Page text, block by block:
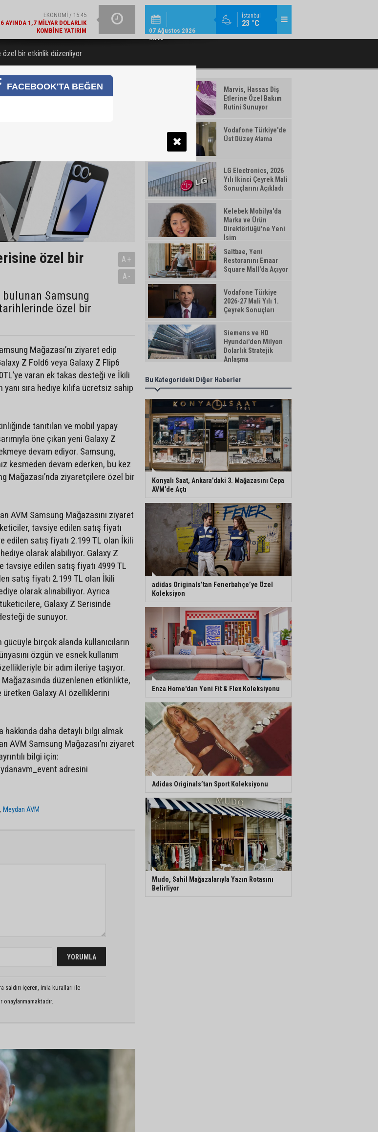
İstanbul
23 °C
07 Ağustos 2026
Cuma
GÜNCEL / 15:21
DERNEĞI'NDEN 2030 UYARISI
MODA / TREND / 14:18
YAZIN IŞILTISINI TAMAMLAYAN MAKYAJ ÜRÜNLERI WATSONS
TÜRK TELEKOM’DAN YILIN İLK
özel bir etkinlik düzenliyor
özel bir
bulunan Samsung
özel bir
A+
A-
Mağazası’nı ziyaret edip
Z Fold6 veya Galaxy Z Flip6
varan ek takas desteği ve İkili
yanı sıra hediye kılıfa ücretsiz sahip
tanıtılan ve mobil yapay
öne çıkan yeni Galaxy Z
devam ediyor. Samsung,
kesmeden devam ederken, bu kez
Mağazası’nda ziyaretçilere özel bir
AVM Samsung Mağazasını ziyaret
tavsiye edilen satış fiyatı
edilen satış fiyatı 2.199 TL olan İkili
hediye olarak alabiliyor. Galaxy Z
tavsiye edilen satış fiyatı 4999 TL
satış fiyatı 2.199 TL olan İkili
olarak alınabiliyor. Ayrıca
Galaxy Z Serisinde
de sunuyor.
birçok alanda kullanıcıların
özgün ve esnek kullanım
bir adım ileriye taşıyor.
düzenlenen etkinlikte,
üretken Galaxy AI özelliklerini
hakkında daha detaylı bilgi almak
AVM Samsung Mağazası’nı ziyaret
bilgi için:
adresini
,Meydan AVM
saldırı içeren, imla kuralları ile
onaylanmamaktadır.
Marvis, Hassas Diş
Etlerine Özel Bakım
Rutini Sunuyor
Vodafone Türkiye'de
Üst Düzey Atama
LG Electronics, 2026
Yılı İkinci Çeyrek Mali
Sonuçlarını Açıkladı
Kelebek Mobilya'da
Marka ve Ürün
Direktörlüğü'ne Yeni
İsim
Saltbae, Yeni
Restoranını Emaar
Square Mall'da Açıyor
Vodafone Türkiye
2026-27 Mali Yılı 1.
Çeyrek Sonuçları
Siemens ve HD
Hyundai'den Milyon
Dolarlık Stratejik
Anlaşma
Bu Kategorideki Diğer Haberler
Konyalı Saat, Ankara’daki 3. Mağazasını Cepa
AVM’de Açtı
adidas Originals’tan Fenerbahçe’ye Özel
Koleksiyon
Enza Home'dan Yeni Fit & Flex Koleksiyonu
Adidas Originals’tan Sport Koleksiyonu
Mudo, Sahil Mağazalarıyla Yazın Rotasını
Belirliyor
FACEBOOK'TA BEĞEN